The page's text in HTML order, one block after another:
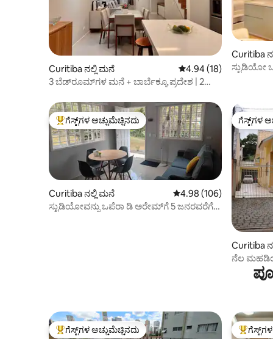
Curitiba ನಲ್ಲಿ ಮನೆ 5 ರಲ್ಲಿ 4.94 ಸರಾಸರಿ
4.94 (18)
3 ಬೆಡ್‌ರೂಮ್‌ಗಳ ಮನೆ + ಬಾರ್ಬೆಕ್ಯೂ ಪ್ರದೇಶ | 2
Curitiba
ಸ್ಟುಡಿಯೋ
ಗೆಸ್ಟ್‌ಗಳಿಗೆ ಅತಿ ಹೆಚ್ಚು ಅಚ್ಚುಮೆಚ್ಚಿನದು
ಗೆಸ್ಟ್‌ಗಳ ಅಚ್ಚುಮೆಚ್ಚಿನದು
Curitiba ನಲ್ಲಿ ಮನೆ 5 ರಲ್ಲಿ 4.98 ಸರಾಸರಿ
4.98 (106)
ಸ್ಟುಡಿಯೋವನ್ನು ಒಪೆರಾ ಡಿ ಅರೇಮ್‌ಗೆ 5 ಜನರವರೆಗೆ
ಗೆಸ್ಟ್‌ಗಳ
ಗೆಸ್ಟ್‌ಗಳ
Curitiba
ನೆಲ
ಗೆಸ್ಟ್‌ಗಳಿಗೆ ಅತಿ ಹೆಚ್ಚು ಅಚ್ಚುಮೆಚ್ಚಿನದು
ಗೆಸ್ಟ್‌ಗಳ ಅಚ್ಚುಮೆಚ್ಚಿನದು ಗೆಸ್ಟ್‌ಗಳಿಗೆ